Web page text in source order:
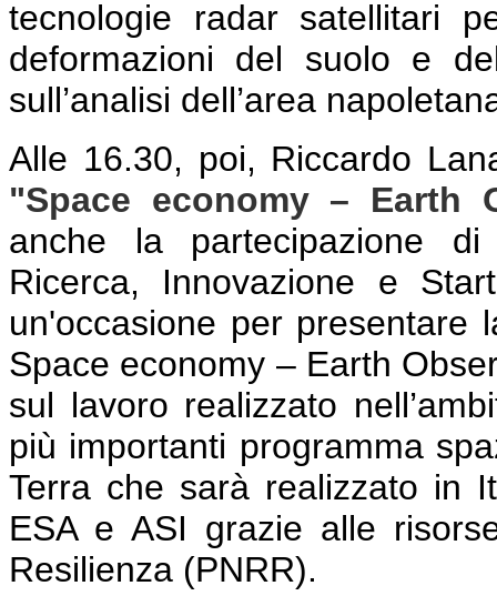
tecnologie radar satellitari
deformazioni del suolo e
sull’analisi dell’area
Alle 16.30, poi, Riccardo
"Space economy – Earth
anche la partecipazione
Ricerca, Innovazione e
un'occasione per presentare
Space economy – Earth
sul lavoro realizzato
più importanti programma
Terra che sarà realizzato in
ESA e ASI grazie alle
Resilienza (PNRR).